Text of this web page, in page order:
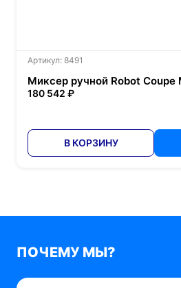
Артикул: 8491
Миксер ручной Robot Coupe
180 542 ₽
В КОРЗИНУ
ПОЧЕМУ МЫ?